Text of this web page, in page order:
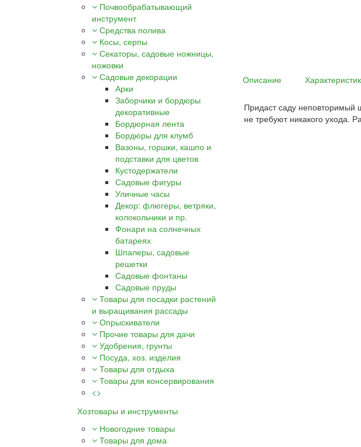
Почвообрабатывающий
инструмент
Средства полива
Косы, серпы
Секаторы, садовые ножницы,
ножовки
Садовые декорации
Арки
Заборчики и бордюры
декоративные
Бордюрная лента
Бордюры для клумб
Вазоны, горшки, кашпо и
подставки для цветов
Кустодержатели
Садовые фигуры
Уличные часы
Декор: флюгеры, ветряки,
колокольчики и пр.
Фонари на солнечных
батареях
Шпалеры, садовые
решетки
Садовые фонтаны
Садовые пруды
Товары для посадки растений
и выращивания рассады
Опрыскиватели
Прочие товары для дачи
Удобрения, грунты
Посуда, хоз. изделия
Товары для отдыха
Товары для консервирования
<>
Хозтовары и инструменты
Новогодние товары
Товары для дома
Описание
Придаст саду
не требуют никакого ухода.